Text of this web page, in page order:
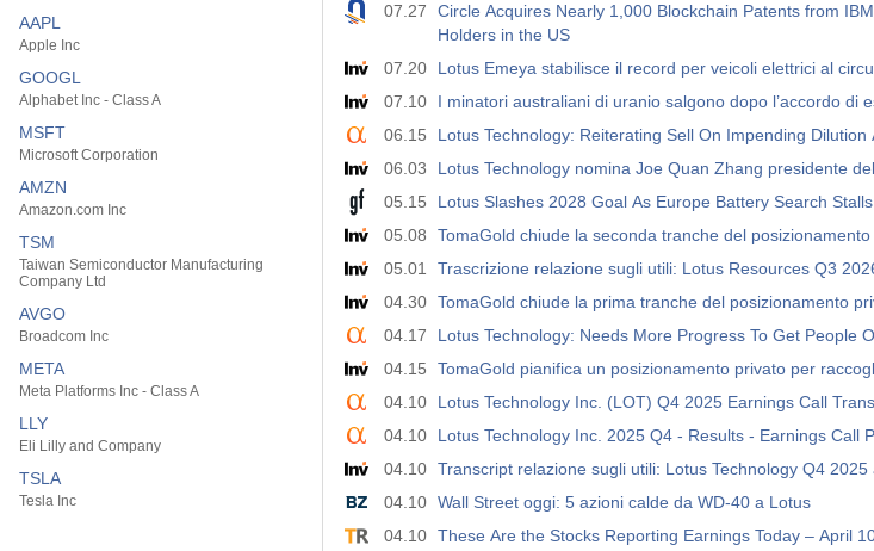
AAPL
Apple Inc
GOOGL
Alphabet Inc - Class A
MSFT
Microsoft Corporation
AMZN
Amazon.com Inc
TSM
Taiwan Semiconductor Manufacturing
Company Ltd
AVGO
Broadcom Inc
META
Meta Platforms Inc - Class A
LLY
Eli Lilly and Company
TSLA
Tesla Inc
07.27
Circle Acquires Nearly 1,000 Blockchain Patents from
Holders in the US
07.20
Lotus Emeya stabilisce il record per veicoli elettrici al
07.10
I minatori australiani di uranio salgono dopo l’accordo di
06.15
Lotus Technology: Reiterating Sell On Impending
06.03
Lotus Technology nomina Joe Quan Zhang presidente
05.15
Lotus Slashes 2028 Goal As Europe Battery Search Stalls
05.08
TomaGold chiude la seconda tranche del
05.01
Trascrizione relazione sugli utili: Lotus Resources Q3
04.30 TomaGold chiude la prima tranche del posizionamento
04.17
Lotus Technology: Needs More Progress To Get People
04.15
TomaGold pianifica un posizionamento privato per
04.10
Lotus Technology Inc. (LOT) Q4 2025 Earnings Call
04.10
Lotus Technology Inc. 2025 Q4 - Results - Earnings Call
04.10 Transcript relazione sugli utili: Lotus Technology Q4
04.10 Wall Street oggi: 5 azioni calde da WD-40 a Lotus
04.10 These Are the Stocks Reporting Earnings Today – April